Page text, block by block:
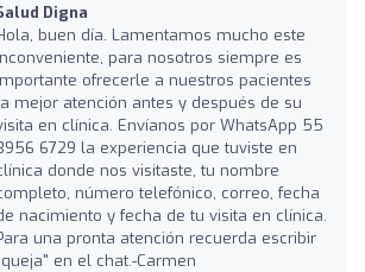
Digna
buen día. Lamentamos mucho este
para nosotros siempre es
ofrecerle a nuestros pacientes
mejor atención antes y después de su
en clínica. Envíanos por WhatsApp 55
6729 la experiencia que tuviste en
donde nos visitaste, tu nombre
número telefónico, correo, fecha
nacimiento y fecha de tu visita en clínica.
una pronta atención recuerda escribir
en el chat.-Carmen